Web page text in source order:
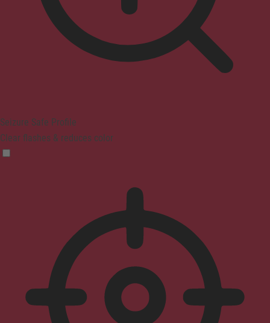
Seizure Safe Profile
Clear flashes & reduces color